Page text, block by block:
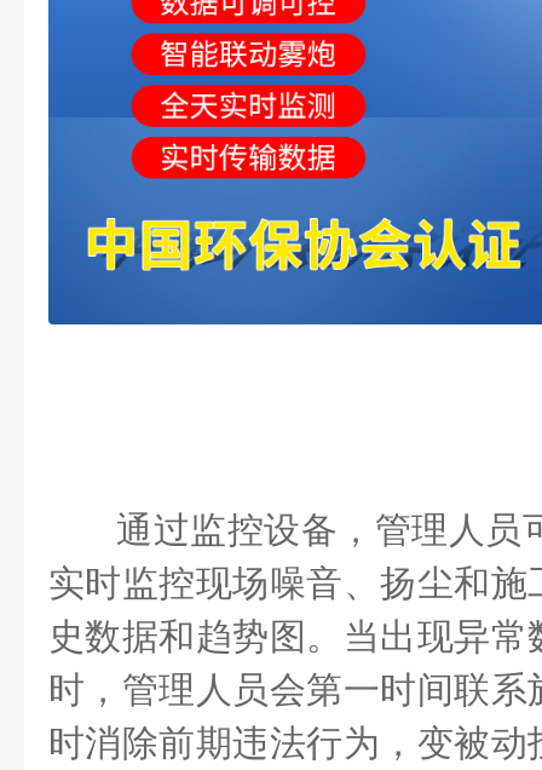
通过监控设备，管理人员
实时监控现场噪音、扬尘和
史数据和趋势图。当出现异
时，管理人员会第一时间联
时消除前期违法行为，变被